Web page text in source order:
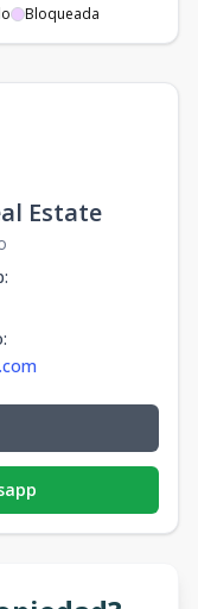
Bloqueada
Estate
:
: